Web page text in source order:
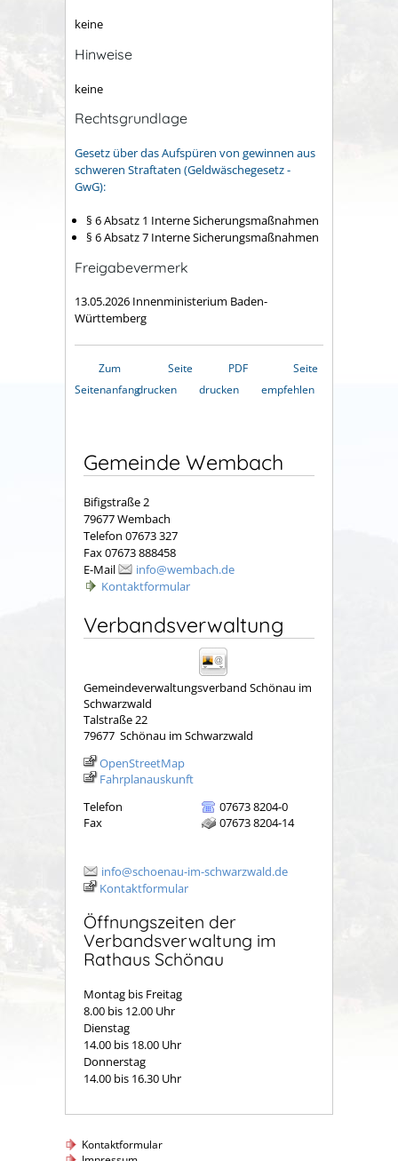
keine
Hinweise
keine
Rechtsgrundlage
Gesetz über das Aufspüren von gewinnen aus
schweren Straftaten (Geldwäschegesetz -
GwG):
§ 6 Absatz 1 Interne Sicherungsmaßnahmen
§ 6 Absatz 7 Interne Sicherungsmaßnahmen
Freigabevermerk
13.05.2026 Innenministerium Baden-
Württemberg
Zum
Seitenanfang
Seite
drucken
PDF
drucken
Seite
empfehlen
Gemeinde Wembach
Bifigstraße 2
79677 Wembach
Telefon 07673 327
Fax 07673 888458
E-Mail
info@wembach.de
Kontaktformular
Verbandsverwaltung
Gemeindeverwaltungsverband Schönau im
Schwarzwald
Talstraße 22
79677 Schönau im Schwarzwald
OpenStreetMap
Fahrplanauskunft
Telefon
07673 8204-0
Fax
07673 8204-14
info@schoenau-im-schwarzwald.de
Kontaktformular
Öffnungszeiten der
Verbandsverwaltung im
Rathaus Schönau
Montag bis Freitag
8.00 bis 12.00 Uhr
Dienstag
14.00 bis 18.00 Uhr
Donnerstag
14.00 bis 16.30 Uhr
Kontaktformular